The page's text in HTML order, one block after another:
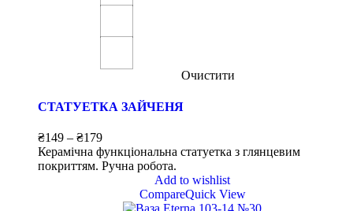
Очистити
СТАТУЕТКА ЗАЙЧЕНЯ
₴149 – ₴179
Керамічна функціональна статуетка з глянцевим
покриттям. Ручна робота.
Add to wishlist
CompareQuick View